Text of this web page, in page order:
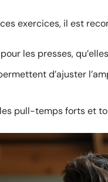
exercices, il est
les presses,
d’ajuster
pull-temps forts et